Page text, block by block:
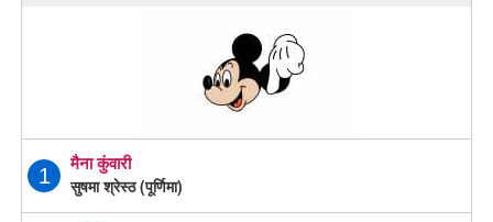
1
मैना कुंवारी
सुषमा श्रेस्ठ (पूर्णिमा)